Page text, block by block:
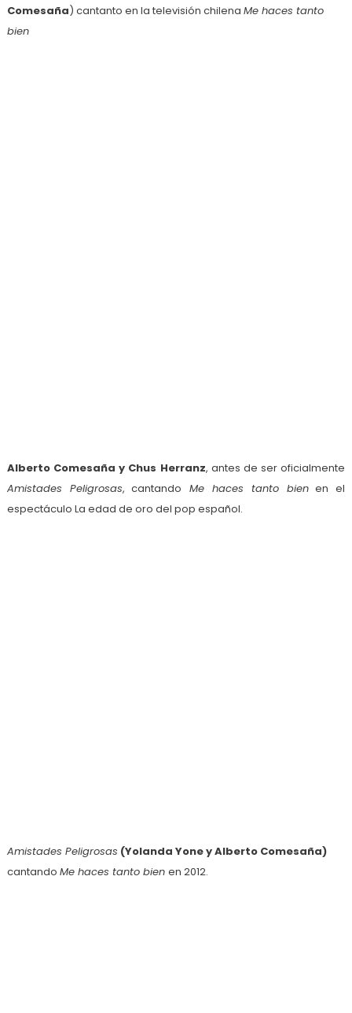
Comesaña) cantanto en la televisión chilena Me haces tanto
bien
Alberto Comesaña y Chus Herranz, antes de ser oficialmente
Amistades Peligrosas, cantando Me haces tanto bienen el
espectáculo La edad de oro del pop español.
Amistades Peligrosas (Yolanda Yone y Alberto Comesaña)
cantando Me haces tanto bien en 2012.